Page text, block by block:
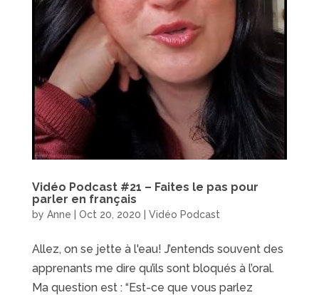
Vidéo Podcast #21 – Faites le pas pour
parler en français
by Anne Oct 20, 2020 Vidéo Podcast
Allez, on se jette à l'eau! J’entends souvent des
apprenants me dire qu’ils sont bloqués à l’oral.
Ma question est : “Est-ce que vous parlez